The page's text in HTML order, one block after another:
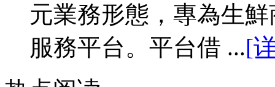
元業務形態，專為生
服務平台。平台借 ...[